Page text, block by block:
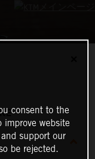
consent to the
improve website
support our
be rejected.